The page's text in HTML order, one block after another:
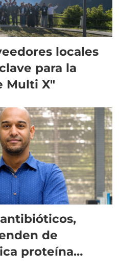
locales
para la
Multi X"
de
proteína